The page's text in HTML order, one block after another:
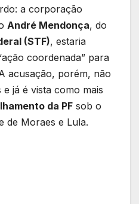
a corporação
André Mendonça, do
(STF), estaria
coordenada” para
acusação, porém, não
já é vista como mais
da PF sob o
de Moraes e Lula.